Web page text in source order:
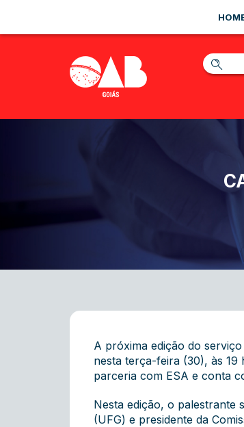
A próxima edição do
nesta terça-feira (30), às 19
parceria com ESA e conta
Nesta edição, o palestrante
(UFG) e presidente da